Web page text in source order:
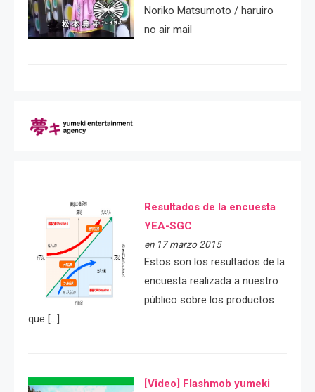
Noriko Matsumoto / haruiro
no air mail
Resultados de la encuesta
YEA-SGC
en 17 marzo 2015
Estos son los resultados de la
encuesta realizada a nuestro
público sobre los productos
que […]
[Video] Flashmob yumeki